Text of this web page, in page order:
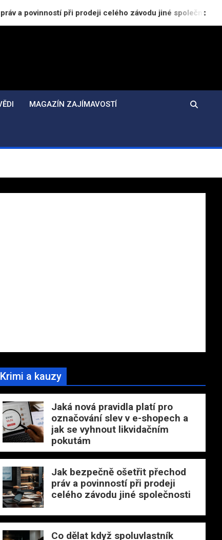
při prodeji celého závodu jiné společnosti
MAGAZÍN ZAJÍMAVOSTÍ
Krimi a kauzy
Jaká nová pravidla platí pro
označování slev v e-shopech a
jak se vyhnout likvidačním
pokutám
Jak bezpečně ošetřit přechod
práv a povinností při prodeji
celého závodu jiné společnosti
Co dělat když spoluvlastník